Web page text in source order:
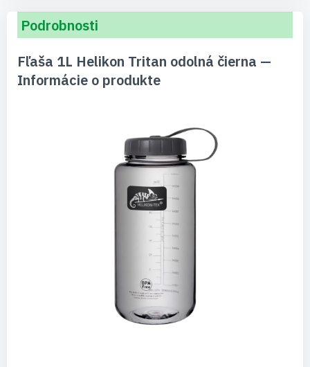
Podrobnosti
Fľaša 1L Helikon Tritan odolná čierna —
Informácie o produkte